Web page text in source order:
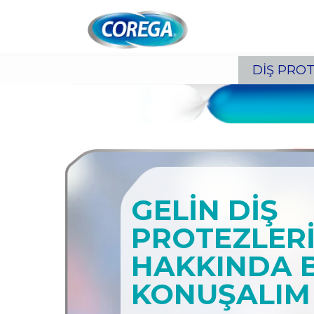
DİŞ
GELİN DİŞ
HAKKINDA
KONUŞALIM